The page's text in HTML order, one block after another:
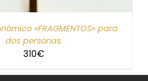
«FRAGMENTOS» para
dos personas
310€